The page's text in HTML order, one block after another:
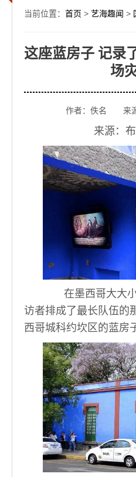
当前位置： 首页 > 艺海趣闻 >
这座蓝房子 记录
场
作者：佚名 来源
来源：
在墨西哥大大小
访者排成了最长队伍的
西哥城科约坎区的蓝房